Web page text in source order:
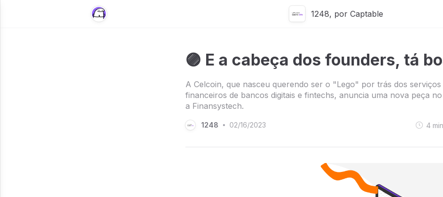
1248, por Captable
🟣 E a cabeça dos founders, tá
A Celcoin, que nasceu querendo ser o "Lego" por trás dos serviços
financeiros de bancos digitais e fintechs, anuncia uma nova peça
a Finansystech.
1248 • 02/16/2023 4min